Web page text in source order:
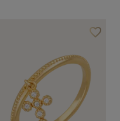
favoris favorite_borderAjouter